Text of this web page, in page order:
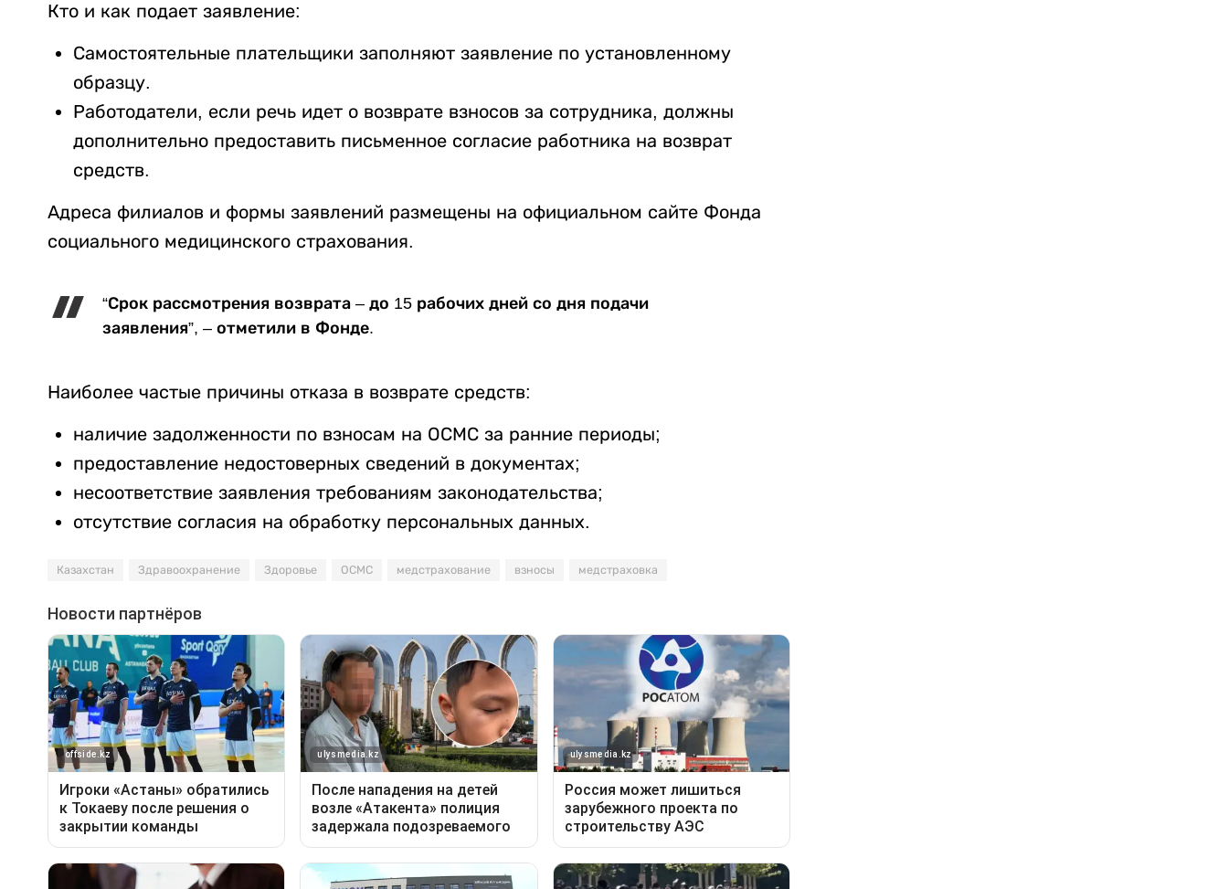
Кто и как подает заявление:
Самостоятельные плательщики заполняют заявление по установленному
образцу.
Работодатели, если речь идет о возврате взносов за сотрудника, должны
дополнительно предоставить письменное согласие работника на возврат
средств.
Адреса филиалов и формы заявлений размещены на официальном сайте Фонда
социального медицинского страхования.
“Срок рассмотрения возврата – до 15 рабочих дней со дня подачи
заявления”, – отметили в Фонде.
Наиболее частые причины отказа в возврате средств:
наличие задолженности по взносам на ОСМС за ранние периоды;
предоставление недостоверных сведений в документах;
несоответствие заявления требованиям законодательства;
отсутствие согласия на обработку персональных данных.
Казахстан Здравоохранение Здоровье ОСМС медстрахование взносы медстраховка